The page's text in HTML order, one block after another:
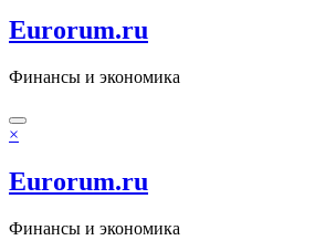
Eurorum.ru
Финансы и экономика
×
Eurorum.ru
Финансы и экономика